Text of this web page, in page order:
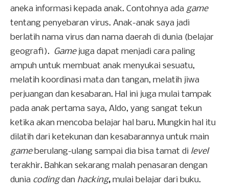
aneka informasi kepada anak. Contohnya ada game
tentang penyebaran virus. Anak-anak saya jadi
berlatih nama virus dan nama daerah di dunia (belajar
geografi). Gamejuga dapat menjadi cara paling
ampuh untuk membuat anak menyukai sesuatu,
melatih koordinasi mata dan tangan, melatih jiwa
perjuangan dan kesabaran. Hal ini juga mulai tampak
pada anak pertama saya, Aldo, yang sangat tekun
ketika akan mencoba belajar hal baru. Mungkin hal itu
dilatih dari ketekunan dan kesabarannya untuk main
gameberulang-ulang sampai dia bisa tamat di level
terakhir. Bahkan sekarang malah penasaran dengan
dunia codingdan hacking, mulai belajar dari buku.